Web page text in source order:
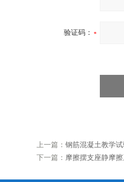
验证码：
上一篇： 钢筋混凝土教学
下一篇： 摩擦摆支座静摩